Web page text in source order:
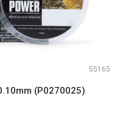
55165
(P0270025)